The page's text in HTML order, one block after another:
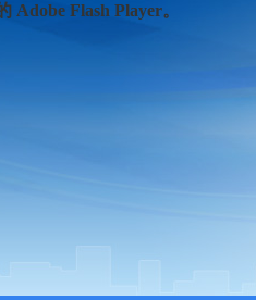
Adobe Flash Player。